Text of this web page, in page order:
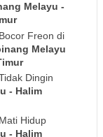
Melayu -
Freon di
Melayu
Dingin
- Halim
Hidup
- Halim